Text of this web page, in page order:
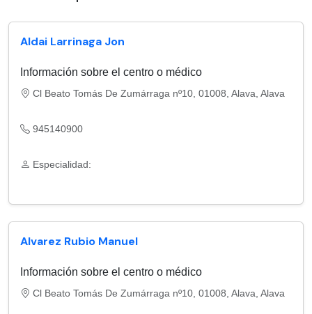
Aldai Larrinaga Jon
Información sobre el centro o médico
Cl Beato Tomás De Zumárraga nº10, 01008, Alava, Alava
945140900
Especialidad:
Alvarez Rubio Manuel
Información sobre el centro o médico
Cl Beato Tomás De Zumárraga nº10, 01008, Alava, Alava